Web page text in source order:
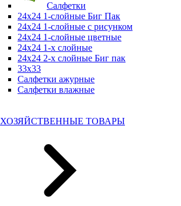
Салфетки
24х24 1-слойные Биг Пак
24х24 1-слойные с рисунком
24х24 1-слойные цветные
24х24 1-х слойные
24х24 2-х слойные Биг пак
33х33
Салфетки ажурные
Салфетки влажные
ХОЗЯЙСТВЕННЫЕ ТОВАРЫ